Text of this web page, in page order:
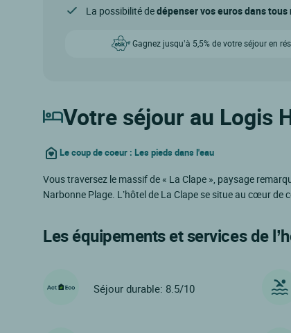
La possibilité dedépenser vos euros dans
Gagnez jusqu’à 5,5% de votre séjour en
Votre séjour au Logis
Le coup de coeur : Les pieds dans l'eau
Vous traversez le massif de « La Clape », paysage
Narbonne Plage. L’hôtel de La Clape se situe au cœur
Les équipements et services de
Séjour durable: 8.5/10